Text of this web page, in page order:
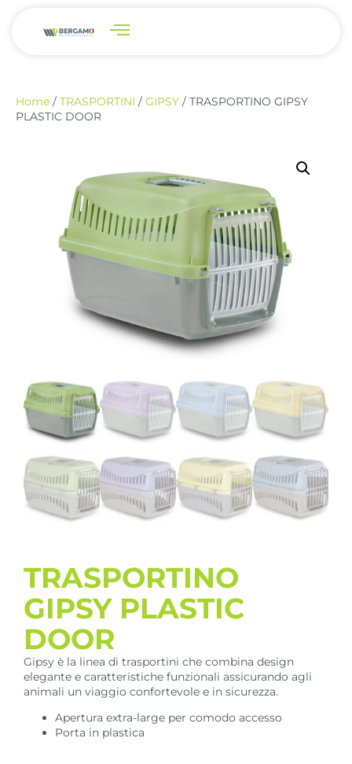
Home / TRASPORTINI / GIPSY / TRASPORTINO GIPSY
PLASTIC DOOR
TRASPORTINO
GIPSY PLASTIC
DOOR
Gipsy è la linea di trasportini che combina design
elegante e caratteristiche funzionali assicurando agli
animali un viaggio confortevole e in sicurezza.
Apertura extra-large per comodo accesso
Porta in plastica